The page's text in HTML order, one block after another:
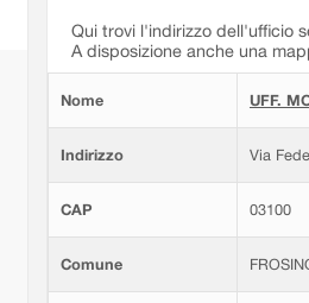
Qui trovi l'indirizzo dell'ufficio
A disposizione anche una
Nome UFF.
Indirizzo Via
CAP 03100
Comune